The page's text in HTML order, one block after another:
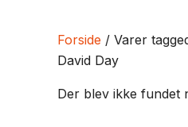
Forside / Varer
David Day
Der blev ikke fundet